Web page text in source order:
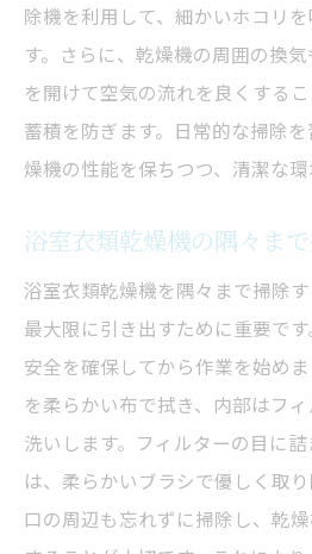
長期間使える乾燥機メ
寿命を延ばすための
適切なクリーニングで
頻度とポイントで乾
浴室衣類乾燥機を守る
除機を利用して、細かいホコリ
す。さらに、乾燥機の周囲の換
を開けて空気の流れを良くする
蓄積を防ぎます。日常的な掃除
燥機の性能を保ちつつ、清潔な環
浴室衣類乾燥機の隅々ま
浴室衣類乾燥機を隅々まで掃除
最大限に引き出すために重要です
安全を確保してから作業を始め
を柔らかい布で拭き、内部はフ
洗いします。フィルターの目に
は、柔らかいブラシで優しく取
口の周辺も忘れずに掃除し、乾